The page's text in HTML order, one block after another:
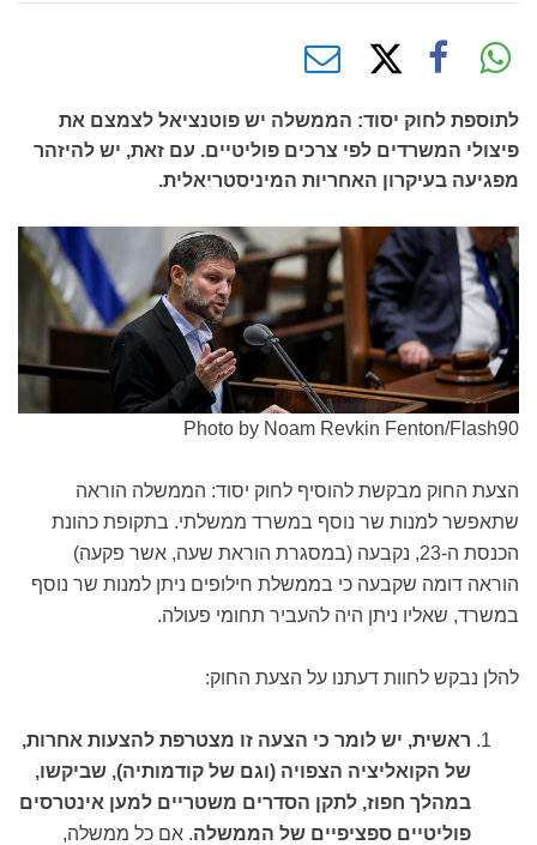
לתוספת לחוק יסוד: הממשלה יש פוטנציאל לצמצם את
פיצולי המשרדים לפי צרכים פוליטיים. עם זאת, יש להיזהר
מפגיעה בעיקרון האחריות המיניסטריאלית.
Photo by Noam Revkin Fenton/Flash90
הצעת החוק מבקשת להוסיף לחוק יסוד: הממשלה הוראה
שתאפשר למנות שר נוסף במשרד ממשלתי. בתקופת כהונת
הכנסת ה-23, נקבעה (במסגרת הוראת שעה, אשר פקעה)
הוראה דומה שקבעה כי בממשלת חילופים ניתן למנות שר נוסף
במשרד, שאליו ניתן היה להעביר תחומי פעולה.
להלן נבקש לחוות דעתנו על הצעת החוק:
ראשית, יש לומר כי הצעה זו מצטרפת להצעות אחרות,
של הקואליציה הצפויה (וגם של קודמותיה), שביקשו,
במהלך חפוז, לתקן הסדרים משטריים למען אינטרסים
פוליטיים ספציפיים של הממשלה. אם כל ממשלה,